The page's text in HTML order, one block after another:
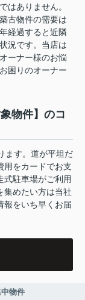
はありません。
古物件の需要は
経過すると近隣
況です。当店は
ーナー様のお悩
困りのオーナー
物件】のコ
ます。道が平坦だ
用をカードでお支
式駐車場がご利用
集めたい方は当社
報をいち早くお届
物件